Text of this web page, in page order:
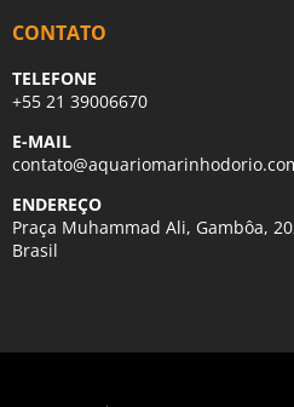
CONTATO
TELEFONE
+55 21 39006670
E-MAIL
ENDEREÇO
Praça Muhammad Ali, Gambôa,
Brasil